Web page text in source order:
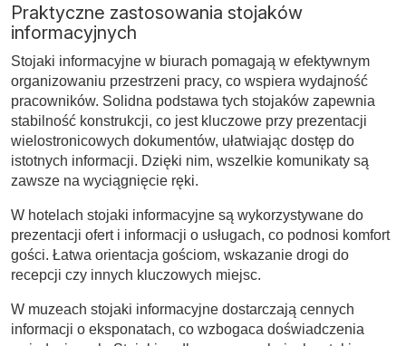
Praktyczne zastosowania stojaków
informacyjnych
Stojaki informacyjne w biurach pomagają w efektywnym
organizowaniu przestrzeni pracy, co wspiera wydajność
pracowników. Solidna podstawa tych stojaków zapewnia
stabilność konstrukcji, co jest kluczowe przy prezentacji
wielostronicowych dokumentów, ułatwiając dostęp do
istotnych informacji. Dzięki nim, wszelkie komunikaty są
zawsze na wyciągnięcie ręki.
W hotelach stojaki informacyjne są wykorzystywane do
prezentacji ofert i informacji o usługach, co podnosi komfort
gości. Łatwa orientacja gościom, wskazanie drogi do
recepcji czy innych kluczowych miejsc.
W muzeach stojaki informacyjne dostarczają cennych
informacji o eksponatach, co wzbogaca doświadczenia